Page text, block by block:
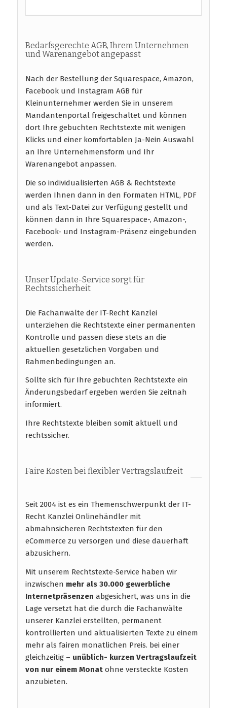
Bedarfsgerechte AGB, Ihrem Unternehmen
und Warenangebot angepasst
Nach der Bestellung der Squarespace, Amazon,
Facebook und Instagram AGB für
Kleinunternehmer werden Sie in unserem
Mandantenportal freigeschaltet und können
dort Ihre gebuchten Rechtstexte mit wenigen
Klicks und einer komfortablen Ja-Nein Auswahl
an Ihre Unternehmensform und Ihr
Warenangebot anpassen.
Die so individualisierten AGB & Rechtstexte
werden Ihnen dann in den Formaten HTML, PDF
und als Text-Datei zur Verfügung gestellt und
können dann in Ihre Squarespace-, Amazon-,
Facebook- und Instagram-Präsenz eingebunden
werden.
Unser Update-Service sorgt für
Rechtssicherheit
Die Fachanwälte der IT-Recht Kanzlei
unterziehen die Rechtstexte einer permanenten
Kontrolle und passen diese stets an die
aktuellen gesetzlichen Vorgaben und
Rahmenbedingungen an.
Sollte sich für Ihre gebuchten Rechtstexte ein
Änderungsbedarf ergeben werden Sie zeitnah
informiert.
Ihre Rechtstexte bleiben somit aktuell und
rechtssicher.
Faire Kosten bei flexibler Vertragslaufzeit
Seit 2004 ist es ein Themenschwerpunkt der IT-
Recht Kanzlei Onlinehändler mit
abmahnsicheren Rechtstexten für den
eCommerce zu versorgen und diese dauerhaft
abzusichern.
Mit unserem Rechtstexte-Service haben wir
inzwischen mehr als 30.000 gewerbliche
Internetpräsenzen abgesichert, was uns in die
Lage versetzt hat die durch die Fachanwälte
unserer Kanzlei erstellten, permanent
kontrollierten und aktualisierten Texte zu einem
mehr als fairen monatlichen Preis. bei einer
gleichzeitig – unüblich- kurzen Vertragslaufzeit
von nur einem Monat ohne versteckte Kosten
anzubieten.